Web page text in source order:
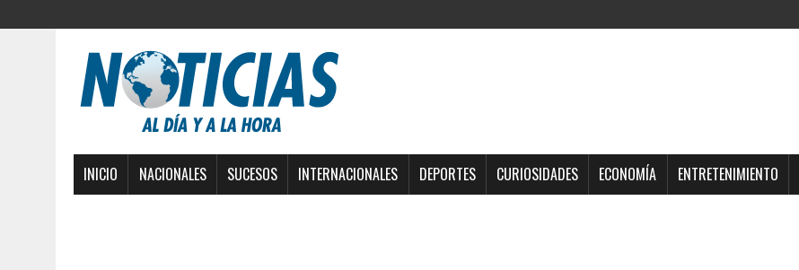
INICIO NACIONALES SUCESOS INTERNACIONALES DEPORTES CURIOSIDADES ECONOMÍA ENTRETENIMIENTO